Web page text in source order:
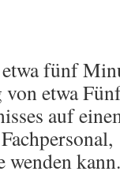
fünf
etwa
auf
wenden